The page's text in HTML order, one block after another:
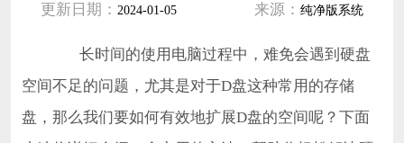
更新日期： 2024-01-05 来源：纯净版系统
长时间的使用电脑过程中，难免会遇到硬盘
空间不足的问题，尤其是对于D盘这种常用的存储
盘，那么我们要如何有效地扩展D盘的空间呢？下面